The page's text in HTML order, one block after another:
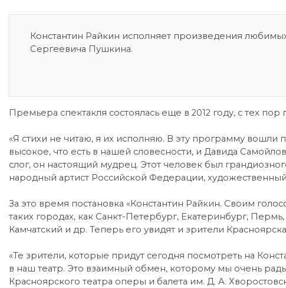
Константин Райкин исполняет произведения
Сергеевича Пушкина.
Премьера спектакля состоялась еще в 2012 году, с тех
«Я стихи не читаю, я их исполняю. В эту программу
высокое, что есть в нашей словесности, и Давида
слог, он настоящий мудрец. Этот человек был
народный артист Российской Федерации,
За это время постановка «Константин Райкин. Своим
таких городах, как Санкт-Петербург, Екатеринбург,
Камчатский и др. Теперь его увидят и зрители
«Те зрители, которые придут сегодня посмотреть на
в наш театр. Это взаимный обмен, которому мы очень
Красноярского театра оперы и балета им. Д. А.